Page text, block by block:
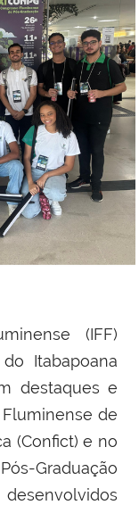
(IFF)
Itabapoana
destaques e
Fluminense de
(Confict) e no
Graduação
desenvolvidos